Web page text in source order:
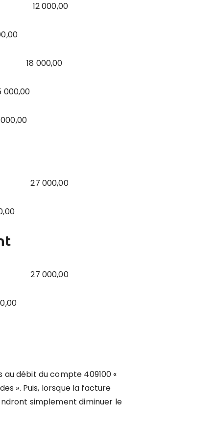
000,00
000,00
000,00
000,00
débit du compte 409100 «
». Puis, lorsque la facture
simplement diminuer le